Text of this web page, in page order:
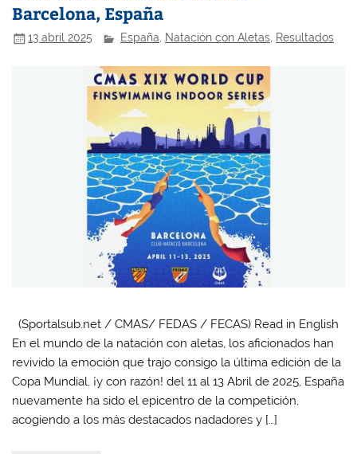
Barcelona, España
13 abril 2025 España, Natación con Aletas, Resultados
(Sportalsub.net / CMAS/ FEDAS / FECAS) Read in English
En el mundo de la natación con aletas, los aficionados han
revivido la emoción que trajo consigo la última edición de la
Copa Mundial, ¡y con razón! del 11 al 13 Abril de 2025, España
nuevamente ha sido el epicentro de la competición,
acogiendo a los más destacados nadadores y […]